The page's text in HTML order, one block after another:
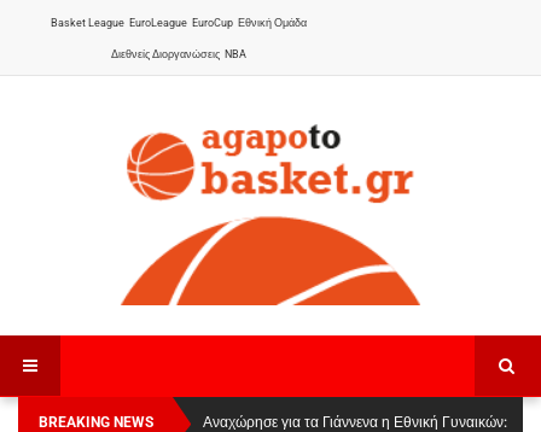
Basket League EuroLeague EuroCup Εθνική Ομάδα
Διεθνείς Διοργανώσεις NBA
BREAKING NEWS
Οι Πάνθηρες Καβάλας στην Women Basketball
Αναχώρησε για τα Γιάννενα η Εθνική Γυναικών: